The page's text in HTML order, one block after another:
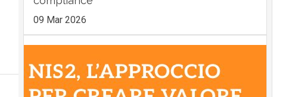
09 Mar 2026